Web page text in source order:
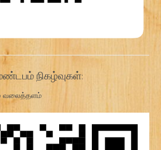
நிகழ்வுகள்:
வலைத்தளம்